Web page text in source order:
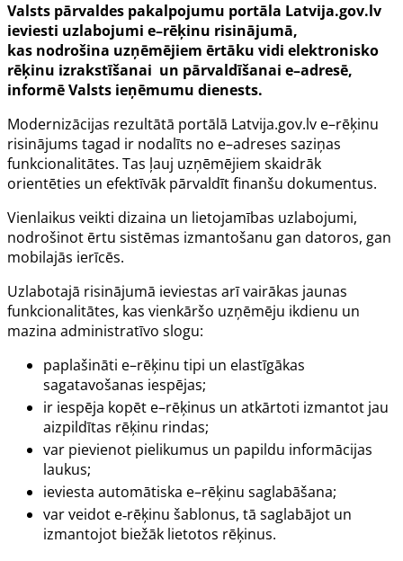
Valsts pārvaldes pakalpojumu portāla Latvija.gov.lv
ieviesti uzlabojumi e–rēķinu risinājumā,
kas nodrošina uzņēmējiem ērtāku vidi elektronisko
rēķinu izrakstīšanai un pārvaldīšanai e–adresē,
informē Valsts ieņēmumu dienests.
Modernizācijas rezultātā portālā Latvija.gov.lv e–rēķinu
risinājums tagad ir nodalīts no e–adreses saziņas
funkcionalitātes. Tas ļauj uzņēmējiem skaidrāk
orientēties un efektīvāk pārvaldīt finanšu dokumentus.
Vienlaikus veikti dizaina un lietojamības uzlabojumi,
nodrošinot ērtu sistēmas izmantošanu gan datoros, gan
mobilajās ierīcēs.
Uzlabotajā risinājumā ieviestas arī vairākas jaunas
funkcionalitātes, kas vienkāršo uzņēmēju ikdienu un
mazina administratīvo slogu:
paplašināti e–rēķinu tipi un elastīgākas
sagatavošanas iespējas;
ir iespēja kopēt e–rēķinus un atkārtoti izmantot jau
aizpildītas rēķinu rindas;
var pievienot pielikumus un papildu informācijas
laukus;
ieviesta automātiska e–rēķinu saglabāšana;
var veidot e‑rēķinu šablonus, tā saglabājot un
izmantojot biežāk lietotos rēķinus.